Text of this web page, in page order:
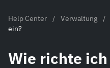
Help Center / Verwaltung /
ein?
Wie richte ich